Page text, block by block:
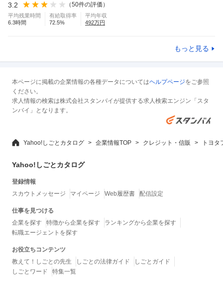
3.2 （50件の評価）
平均残業時間
6.3時間
有給取得率
72.5%
平均年収
492万円
もっと見る
本ページに掲載の企業情報の各種データについてはヘルプページをご参照
ください。
求人情報の検索は株式会社スタンバイが提供する求人検索エンジン「スタ
ンバイ」となります。
Yahoo!しごとカタログ 企業情報TOP クレジット・信販 トヨ
Yahoo!しごとカタログ
登録情報
スカウトメッセージ
マイページ Web履歴書 配信設定
仕事を見つける
企業を探す
特徴から企業を探す
ランキングから企業を探す
転職エージェントを探す
お役立ちコンテンツ
教えて！しごとの先生
しごとの法律ガイド
しごとガイド
しごとワード
特集一覧